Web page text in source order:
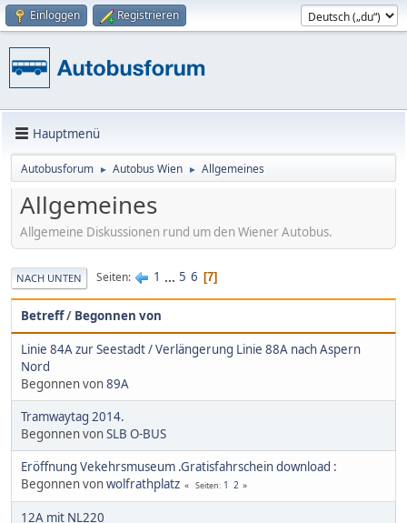
Einloggen Registrieren
Hauptmenü
Autobusforum ► Autobus Wien ► Allgemeines
Allgemeines
Allgemeine Diskussionen rund um den Wiener Autobus.
NACH UNTEN Seiten 1 ... 5 6 7
Betreff/ Begonnen von
Linie 84A zur Seestadt / Verlängerung Linie 88A nach Aspern
Nord
Begonnen von89A
Tramwaytag 2014.
Begonnen vonSLB O-BUS
Eröffnung Vekehrsmuseum .Gratisfahrschein download :
Begonnen vonwolfrathplatz Seiten 1 2
12A mit NL220